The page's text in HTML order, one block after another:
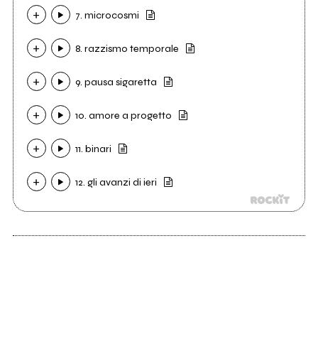
7. microcosmi
8. razzismo temporale
9. pausa sigaretta
10. amore a progetto
11. binari
12. gli avanzi di ieri